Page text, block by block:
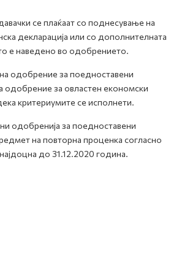
се плаќаат со поднесување на
декларација или со дополнителната
е наведено во одобрението.
одобрение за поедноставени
одобрение за овластен економски
критериумите се исполнети.
одобренија за поедноставени
на повторна проценка согласно
до 31.12.2020 година.